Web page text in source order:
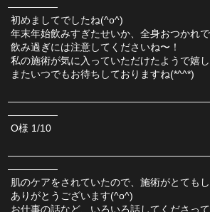
―――――
初めましてでしたね(^o^)
年末年始飲みすぎたせいか、全身おつかれで
飲み過ぎには注意してくださいね〜！
私の施術が気に入っていただけたようで嬉
またいつでもお待ちしておりますね(*^^*)
―――――
O様 1/10
―――――
肌のケアをされていたので、施術がとても
ありがとうございます(^o^)